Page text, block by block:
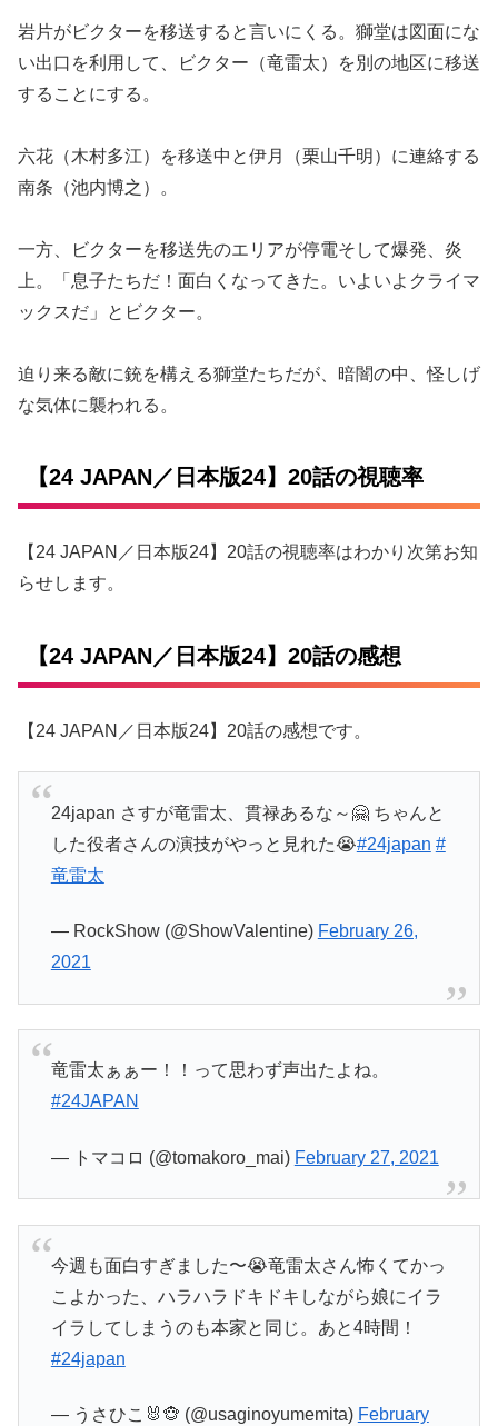
岩片がビクターを移送すると言いにくる。獅堂は図面にな
い出口を利用して、ビクター（竜雷太）を別の地区に移送
することにする。
六花（木村多江）を移送中と伊月（栗山千明）に連絡する
南条（池内博之）。
一方、ビクターを移送先のエリアが停電そして爆発、炎
上。「息子たちだ！面白くなってきた。いよいよクライマ
ックスだ」とビクター。
迫り来る敵に銃を構える獅堂たちだが、暗闇の中、怪しげ
な気体に襲われる。
【24 JAPAN／日本版24】20話の視聴率
【24 JAPAN／日本版24】20話の視聴率はわかり次第お知
らせします。
【24 JAPAN／日本版24】20話の感想
【24 JAPAN／日本版24】20話の感想です。
24japan さすが竜雷太、貫禄あるな～🤗 ちゃんと
した役者さんの演技がやっと見れた😭#24japan #
竜雷太
— RockShow (@ShowValentine) February 26,
2021
竜雷太ぁぁー！！って思わず声出たよね。
#24JAPAN
— トマコロ (@tomakoro_mai) February 27, 2021
今週も面白すぎました〜😭竜雷太さん怖くてかっ
こよかった、ハラハラドキドキしながら娘にイラ
イラしてしまうのも本家と同じ。あと4時間！
#24japan
— うさひこ🐰🐵 (@usaginoyumemita) February